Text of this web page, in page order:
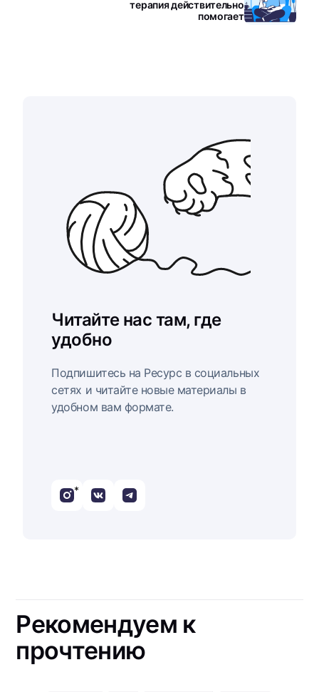
терапия действительно
помогает
Читайте нас там, где
удобно
Подпишитесь на Ресурс в социальных
сетях и читайте новые материалы в
удобном вам формате.
*
Рекомендуем к
прочтению